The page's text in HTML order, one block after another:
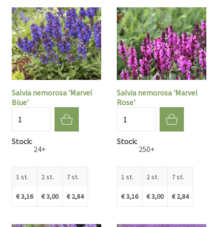
Salvia nemorosa 'Marvel
Blue'
Stock
24+
1 st.
€ 3,16
2 st.
€ 3,00
7 st.
€ 2,84
Salvia nemorosa 'Marvel
Rose'
Stock
250+
1 st.
€ 3,16
2 st.
€ 3,00
7 st.
€ 2,84